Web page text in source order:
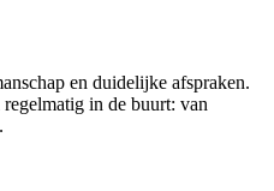
en duidelijke afspraken.
in de buurt: van